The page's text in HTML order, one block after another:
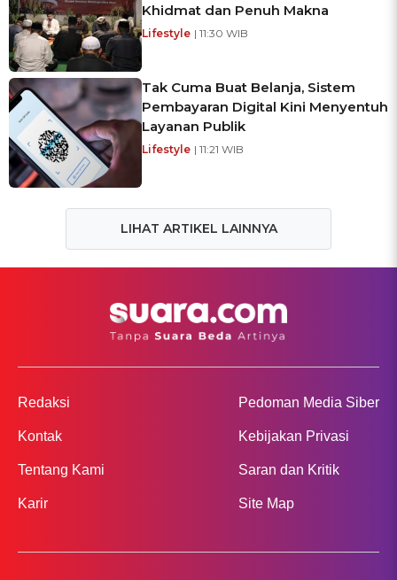
Khidmat dan Penuh Makna
Lifestyle | 11:30 WIB
Tak Cuma Buat Belanja, Sistem
Pembayaran Digital Kini Menyentuh
Layanan Publik
Lifestyle | 11:21 WIB
LIHAT ARTIKEL LAINNYA
Redaksi
Kontak
Tentang Kami
Karir
Pedoman Media Siber
Kebijakan Privasi
Saran dan Kritik
Site Map